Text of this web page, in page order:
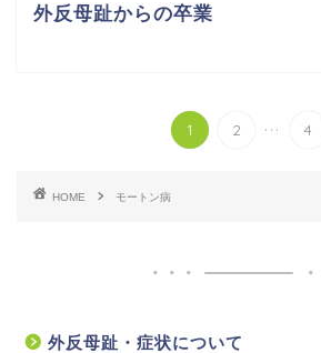
外反母趾からの卒業
1 2 ... 4
HOME モートン病
外反母趾・症状について